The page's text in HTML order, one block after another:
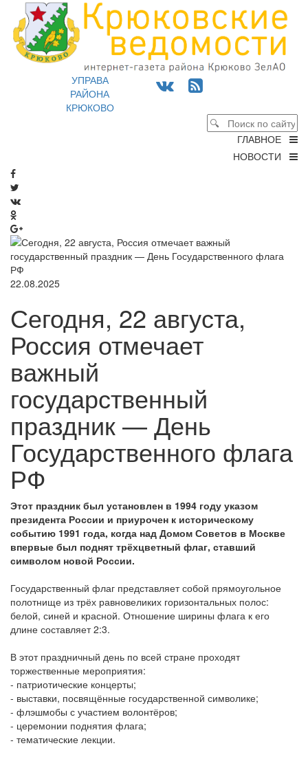
УПРАВА
РАЙОНА
КРЮКОВО
ГЛАВНОЕ
НОВОСТИ
22.08.2025
Сегодня, 22 августа,
Россия отмечает
важный
государственный
праздник — День
Государственного флага
РФ
Этот праздник был установлен в 1994 году указом
президента России и приурочен к историческому
событию 1991 года, когда над Домом Советов в Москве
впервые был поднят трёхцветный флаг, ставший
символом новой России.
Государственный флаг представляет собой прямоугольное
полотнище из трёх равновеликих горизонтальных полос:
белой, синей и красной. Отношение ширины флага к его
длине составляет 2:3.
В этот праздничный день по всей стране проходят
торжественные мероприятия:
- патриотические концерты;
- выставки, посвящённые государственной символике;
- флэшмобы с участием волонтёров;
- церемонии поднятия флага;
- тематические лекции.